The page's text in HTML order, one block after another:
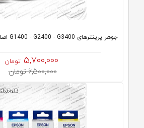
جوهر پرینترهای G1400 - G2400 - G3400 اصلی Canon
5,700,000 تومان
6,500,000 تومان